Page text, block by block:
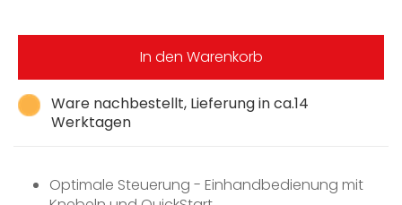
Ware nachbestellt, Lieferung in ca.14
Werktagen
In den Warenkorb
Optimale Steuerung - Einhandbedienung mit